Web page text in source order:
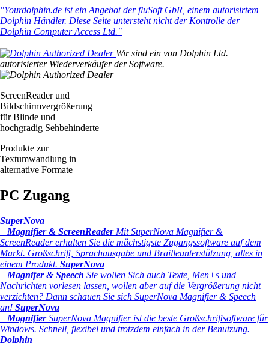
"Yourdolphin.de ist ein Angebot der fluSoft GbR, einem autorisirtem
Dolphin Händler. Diese Seite untersteht nicht der Kontrolle der
Dolphin Computer Access Ltd."
Wir sind ein von Dolphin Ltd.
autorisierter Wiederverkäufer der Software.
ScreenReader und
Bildschirmvergrößerung
für Blinde und
hochgradig Sehbehinderte
Produkte zur
Textumwandlung in
alternative Formate
PC Zugang
SuperNova
Magnifier & ScreenReaderMit SuperNova Magnifier &
ScreenReader erhalten Sie die mächstigste Zugangssoftware auf dem
Markt. Großschrift, Sprachausgabe und Brailleunterstützung, alles in
einem Produkt. SuperNova
Magnifer & Speech Sie wollen Sich auch Texte, Men+s und
Nachrichten vorlesen lassen, wollen aber auf die Vergrößerung nicht
verzichten? Dann schauen Sie sich SuperNova Magnifier & Speech
an! SuperNova
MagnifierSuperNova Magnifier ist die beste Großschriftsoftware für
Windows. Schnell, flexibel und trotzdem einfach in der Benutzung.
Dolphin